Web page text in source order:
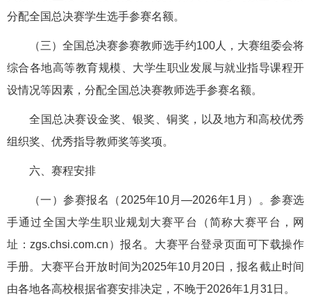
分配全国总决赛学生选手参赛名额。
（三）全国总决赛参赛教师选手约100人，大赛组委会将
综合各地高等教育规模、大学生职业发展与就业指导课程开
设情况等因素，分配全国总决赛教师选手参赛名额。
全国总决赛设金奖、银奖、铜奖，以及地方和高校优秀
组织奖、优秀指导教师奖等奖项。
六、赛程安排
（一）参赛报名（2025年10月—2026年1月）。参赛选
手通过全国大学生职业规划大赛平台（简称大赛平台，网
址：zgs.chsi.com.cn）报名。大赛平台登录页面可下载操作
手册。大赛平台开放时间为2025年10月20日，报名截止时间
由各地各高校根据省赛安排决定，不晚于2026年1月31日。